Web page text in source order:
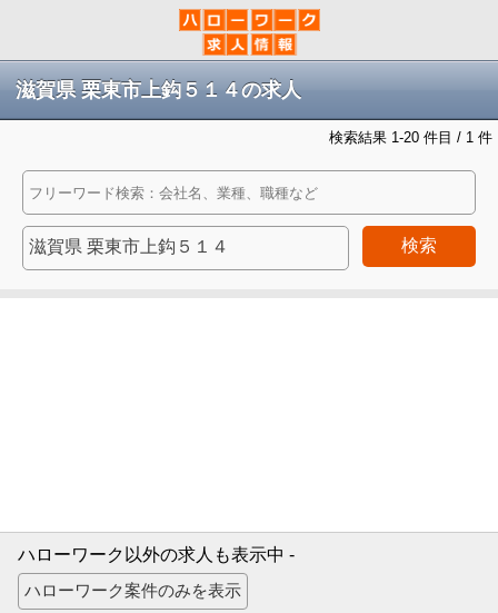
滋賀県 栗東市上鈎５１４の求人
検索結果 1-20 件目 / 1 件
検索
ハローワーク以外の求人も表示中 -